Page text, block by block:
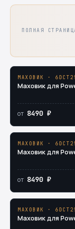
ПОЛНАЯ
МАХОВИК ·
Маховик для
от 8490 ₽
МАХОВИК ·
Маховик для
от 8490 ₽
МАХОВИК ·
Маховик для